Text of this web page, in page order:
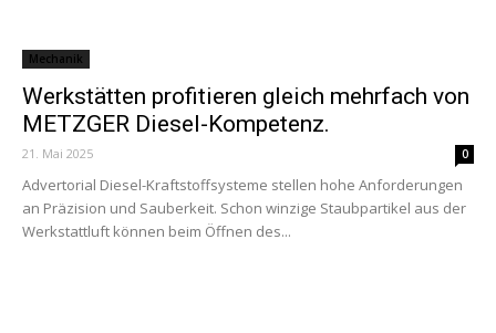
Mechanik
Werkstätten profitieren gleich mehrfach von
METZGER Diesel-Kompetenz.
21. Mai 2025 0
Advertorial Diesel-Kraftstoffsysteme stellen hohe Anforderungen
an Präzision und Sauberkeit. Schon winzige Staubpartikel aus der
Werkstattluft können beim Öffnen des...